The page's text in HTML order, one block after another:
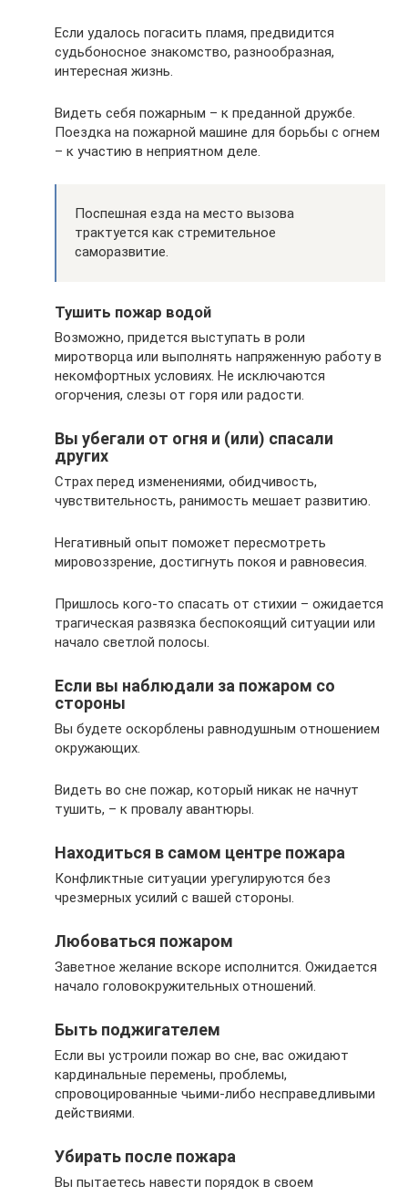
Если удалось погасить пламя, предвидится
судьбоносное знакомство, разнообразная,
интересная жизнь.
Видеть себя пожарным – к преданной дружбе.
Поездка на пожарной машине для борьбы с огнем
– к участию в неприятном деле.
Поспешная езда на место вызова
трактуется как стремительное
саморазвитие.
Тушить пожар водой
Возможно, придется выступать в роли
миротворца или выполнять напряженную работу в
некомфортных условиях. Не исключаются
огорчения, слезы от горя или радости.
Вы убегали от огня и (или) спасали
других
Страх перед изменениями, обидчивость,
чувствительность, ранимость мешает развитию.
Негативный опыт поможет пересмотреть
мировоззрение, достигнуть покоя и равновесия.
Пришлось кого-то спасать от стихии – ожидается
трагическая развязка беспокоящий ситуации или
начало светлой полосы.
Если вы наблюдали за пожаром со
стороны
Вы будете оскорблены равнодушным отношением
окружающих.
Видеть во сне пожар, который никак не начнут
тушить, – к провалу авантюры.
Находиться в самом центре пожара
Конфликтные ситуации урегулируются без
чрезмерных усилий с вашей стороны.
Любоваться пожаром
Заветное желание вскоре исполнится. Ожидается
начало головокружительных отношений.
Быть поджигателем
Если вы устроили пожар во сне, вас ожидают
кардинальные перемены, проблемы,
спровоцированные чьими-либо несправедливыми
действиями.
Убирать после пожара
Вы пытаетесь навести порядок в своем